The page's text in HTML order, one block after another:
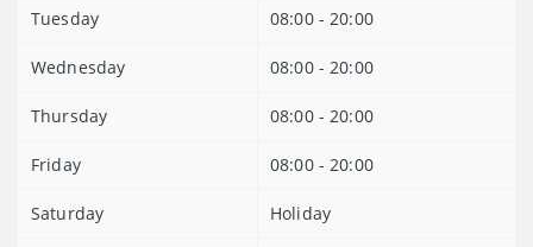
Tuesday 08:00 - 20:00
Wednesday 08:00 - 20:00
Thursday 08:00 - 20:00
Friday 08:00 - 20:00
Saturday Holiday